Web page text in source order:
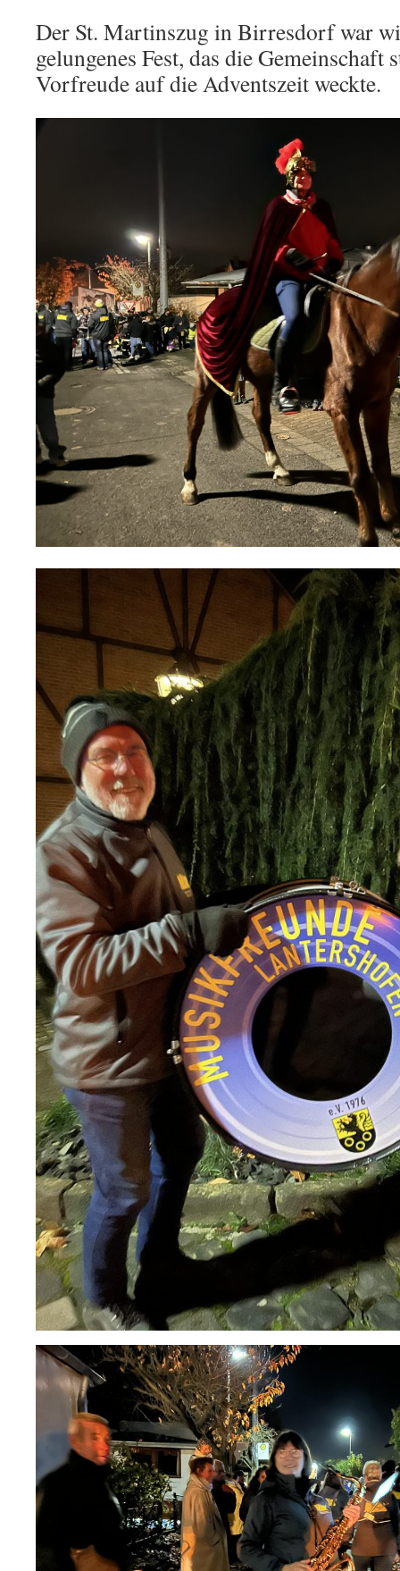
Der St. Martinszug in Birresdorf war
gelungenes Fest, das die Gemeinschaft
Vorfreude auf die Adventszeit weckte.